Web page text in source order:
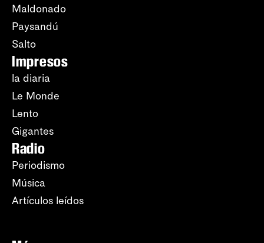
Maldonado
Paysandú
Salto
Impresos
la diaria
Le Monde
Lento
Gigantes
Radio
Periodismo
Música
Artículos leídos